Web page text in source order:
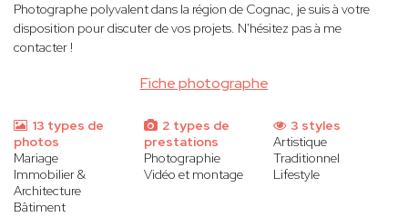
Fiche photographe
Photographe polyvalent dans la région de Cognac, je suis à votre
disposition pour discuter de vos projets. N'hésitez pas à me
contacter !
13 types de
photos
Mariage
Immobilier &
Architecture
Bâtiment
2 types de
prestations
Photographie
Vidéo et montage
3 styles
Artistique
Traditionnel
Lifestyle